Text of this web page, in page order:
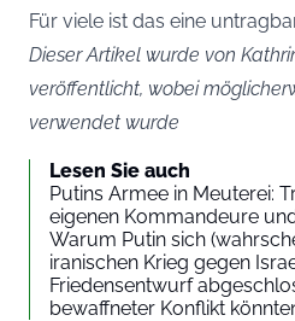
Für viele ist das eine
Dieser Artikel wurde von
veröffentlicht, wobei
verwendet wurde
Lesen Sie auch
Putins Armee in Meuterei:
eigenen Kommandeure
Warum Putin sich
iranischen Krieg gegen
Friedensentwurf
bewaffneter Konflikt